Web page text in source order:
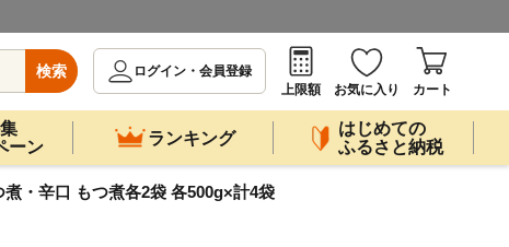
検索
ログイン・会員登録
上限額
お気に入り カート
ーン
ランキング
はじめての
ふるさと納税
・辛口 もつ煮各2袋 各500g×計4袋